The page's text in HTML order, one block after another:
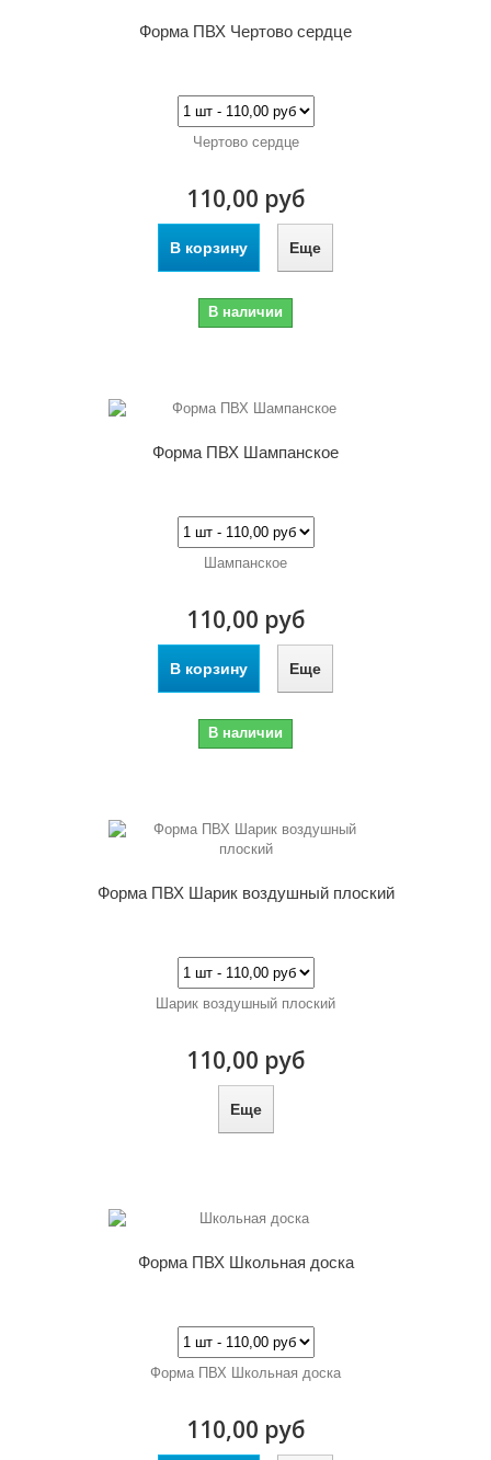
Форма ПВХ Чертово сердце
Чертово сердце
110,00 руб
В корзину Еще
В наличии
Форма ПВХ Шампанское
Шампанское
110,00 руб
В корзину Еще
В наличии
Форма ПВХ Шарик воздушный плоский
Шарик воздушный плоский
110,00 руб
Еще
Форма ПВХ Школьная доска
Форма ПВХ Школьная доска
110,00 руб